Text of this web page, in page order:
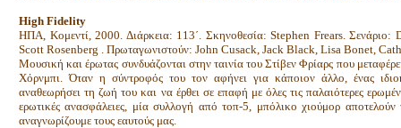
High Fidelity
ΗΠΑ, Κομεντί, 2000. Διάρκεια: 113΄. Σκηνοθεσία: Stephen Frears.
Scott Rosenberg . Πρωταγωνιστούν: John Cusack, Jack Black, Lisa Bonet,
Μουσική και έρωτας συνδυάζονται στην ταινία του Στίβεν Φρίαρς που
Χόρνμπι. Όταν η σύντροφός του τον αφήνει για κάποιον άλλο, ένας
αναθεωρήσει τη ζωή του και να έρθει σε επαφή με όλες τις παλαιότερες
ερωτικές ανασφάλειες, μία συλλογή από τοπ-5, μπόλικο χιούμορ
αναγνωρίζουμε τους εαυτούς μας.